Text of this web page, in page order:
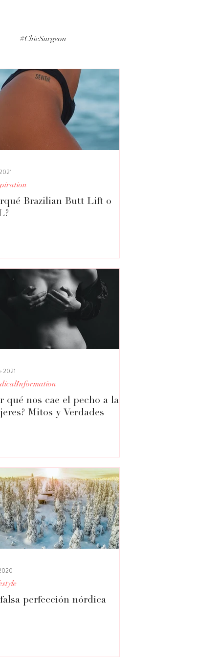
#ChicSurgeon
#MedicalInformation
Brazilian Butt Lift o
qué nos cae el pecho a las
Mitos y Verdades
2021
perfección nórdica